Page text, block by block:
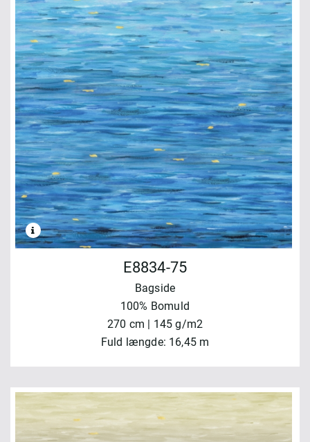
E8834-75
Bagside
100% Bomuld
270 cm | 145 g/m2
Fuld længde: 16,45 m